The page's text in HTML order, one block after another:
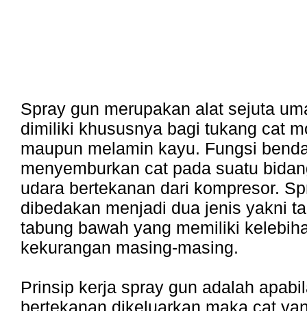
Spray gun merupakan alat sejuta
dimiliki khususnya bagi tukang cat
maupun melamin kayu. Fungsi
menyemburkan cat pada suatu
udara bertekanan dari kompresor.
dibedakan menjadi dua jenis yakni
tabung bawah yang memiliki
kekurangan masing-masing.
Prinsip kerja spray gun adalah
bertekanan dikeluarkan maka cat